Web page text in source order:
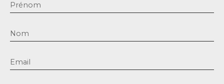
Prénom
Nom
Email